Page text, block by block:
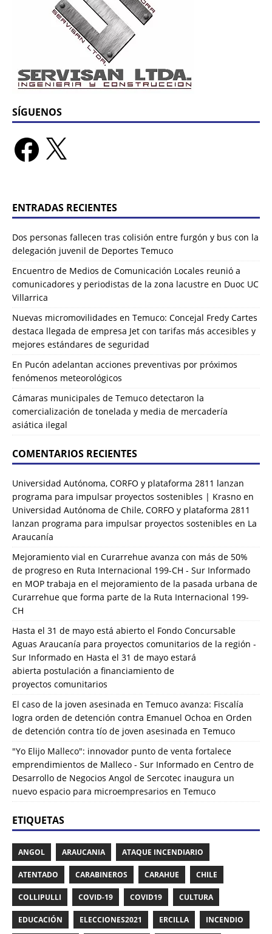
SÍGUENOS
ENTRADAS RECIENTES
Dos personas fallecen tras colisión entre furgón y bus con la
delegación juvenil de Deportes Temuco
Encuentro de Medios de Comunicación Locales reunió a
comunicadores y periodistas de la zona lacustre en Duoc UC
Villarrica
Nuevas micromovilidades en Temuco: Concejal Fredy Cartes
destaca llegada de empresa Jet con tarifas más accesibles y
mejores estándares de seguridad
En Pucón adelantan acciones preventivas por próximos
fenómenos meteorológicos
Cámaras municipales de Temuco detectaron la
comercialización de tonelada y media de mercadería
asiática ilegal
COMENTARIOS RECIENTES
Universidad Autónoma, CORFO y plataforma 2811 lanzan
programa para impulsar proyectos sostenibles | Krasno en
Universidad Autónoma de Chile, CORFO y plataforma 2811
lanzan programa para impulsar proyectos sostenibles en La
Araucanía
Mejoramiento vial en Curarrehue avanza con más de 50%
de progreso en Ruta Internacional 199-CH - Sur Informado
en MOP trabaja en el mejoramiento de la pasada urbana de
Curarrehue que forma parte de la Ruta Internacional 199-
CH
Hasta el 31 de mayo está abierto el Fondo Concursable
Aguas Araucanía para proyectos comunitarios de la región -
Sur Informado en Hasta el 31 de mayo estará
abierta postulación a financiamiento de
proyectos comunitarios
El caso de la joven asesinada en Temuco avanza: Fiscalía
logra orden de detención contra Emanuel Ochoa en Orden
de detención contra tío de joven asesinada en Temuco
"Yo Elijo Malleco": innovador punto de venta fortalece
emprendimientos de Malleco - Sur Informado en Centro de
Desarrollo de Negocios Angol de Sercotec inaugura un
nuevo espacio para microempresarios en Temuco
ETIQUETAS
ANGOL ARAUCANIA ATAQUE INCENDIARIO
ATENTADO CARABINEROS CARAHUE CHILE
COLLIPULLI COVID-19 COVID19 CULTURA
EDUCACIÓN ELECCIONES2021 ERCILLA INCENDIO